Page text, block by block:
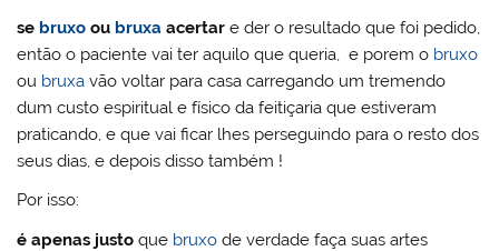
se bruxo ou bruxa acertar e der o resultado que foi pedido,
então o paciente vai ter aquilo que queria, e porem o bruxo
ou bruxa vão voltar para casa carregando um tremendo
dum custo espiritual e físico da feitiçaria que estiveram
praticando, e que vai ficar lhes perseguindo para o resto dos
seus dias, e depois disso também !
Por isso:
é apenas justo que bruxo de verdade faça suas artes